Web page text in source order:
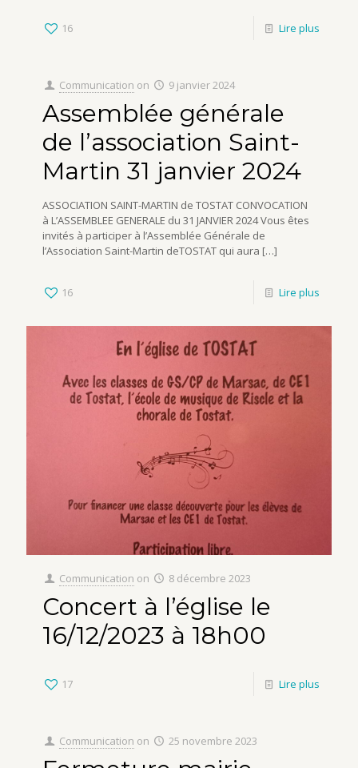
16 Lire plus
Communication on 9 janvier 2024
Assemblée générale
de l’association Saint-
Martin 31 janvier 2024
ASSOCIATION SAINT-MARTIN de TOSTAT CONVOCATION
à L’ASSEMBLEE GENERALE du 31 JANVIER 2024 Vous êtes
invités à participer à l’Assemblée Générale de
l’Association Saint-Martin deTOSTAT qui aura […]
16 Lire plus
Communication on 8 décembre 2023
Concert à l’église le
16/12/2023 à 18h00
17 Lire plus
Communication on 25 novembre 2023